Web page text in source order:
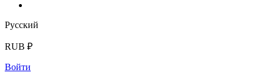
Русский
RUB ₽
Войти